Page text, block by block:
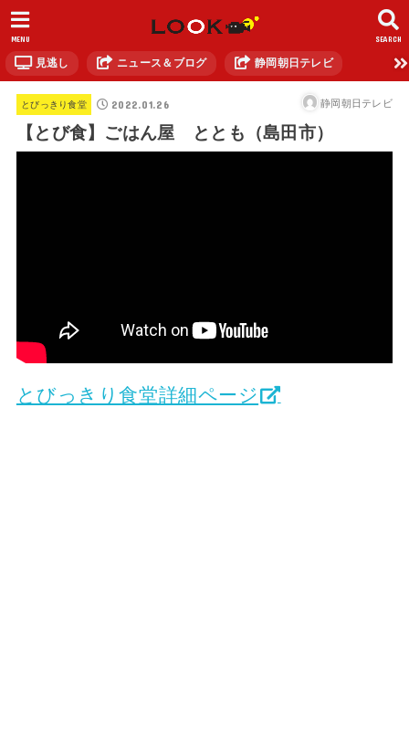
SEARCH
MENU
見逃し ニュース＆ブログ 静岡朝日テレビ
とびっきり食堂 2022.01.26 静岡朝日テレビ
【とび食】ごはん屋 ととも（島田市）
とびっきり食堂詳細ページ